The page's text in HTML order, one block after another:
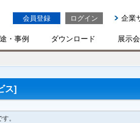
会員登録 ログイン 企業
・事例 ダウンロード 展示会
ス]
。